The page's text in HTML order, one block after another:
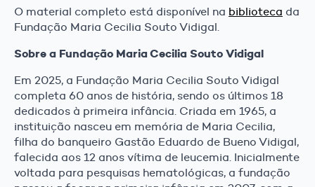
O material completo está disponível na biblioteca da
Fundação Maria Cecilia Souto Vidigal.
Sobre a Fundação Maria Cecilia Souto Vidigal
Em 2025, a Fundação Maria Cecilia Souto Vidigal
completa 60 anos de história, sendo os últimos 18
dedicados à primeira infância. Criada em 1965, a
instituição nasceu em memória de Maria Cecilia,
filha do banqueiro Gastão Eduardo de Bueno Vidigal,
falecida aos 12 anos vítima de leucemia. Inicialmente
voltada para pesquisas hematológicas, a fundação